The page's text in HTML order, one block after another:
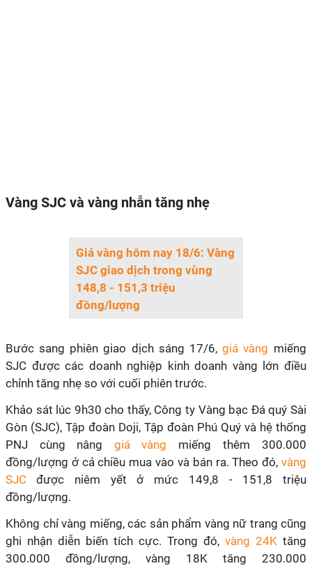
Vàng SJC và vàng nhẫn tăng nhẹ
Giá vàng hôm nay 18/6: Vàng
SJC giao dịch trong vùng
148,8 - 151,3 triệu
đồng/lượng
Bước sang phiên giao dịch sáng 17/6, giá vàng miếng
SJC được các doanh nghiệp kinh doanh vàng lớn điều
chỉnh tăng nhẹ so với cuối phiên trước.
Khảo sát lúc 9h30 cho thấy, Công ty Vàng bạc Đá quý Sài
Gòn (SJC), Tập đoàn Doji, Tập đoàn Phú Quý và hệ thống
PNJ cùng nâng giá vàng miếng thêm 300.000
đồng/lượng ở cả chiều mua vào và bán ra. Theo đó, vàng
SJC được niêm yết ở mức 149,8 - 151,8 triệu
đồng/lượng.
Không chỉ vàng miếng, các sản phẩm vàng nữ trang cũng
ghi nhận diễn biến tích cực. Trong đó, vàng 24K tăng
300.000 đồng/lượng, vàng 18K tăng 230.000